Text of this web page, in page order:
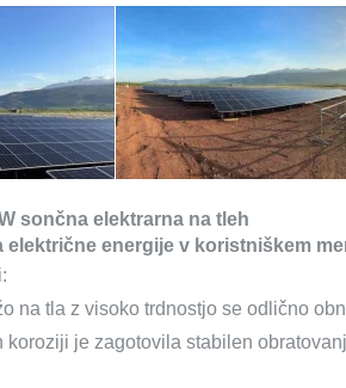
sončna elektrarna na tleh
energije v koristniškem
na tla z visoko trdnostjo se odlično
koroziji je zagotovila stabilen